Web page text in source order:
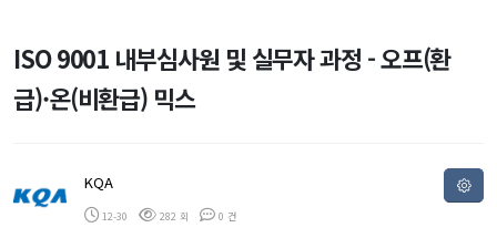
ISO 9001 내부심사원 및 실무자 과정 - 오프(환
급)·온(비환급) 믹스
KQA
12-30 282 회 0 건